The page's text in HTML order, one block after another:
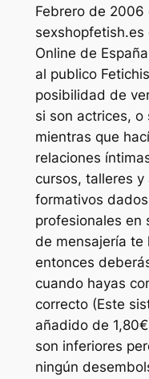
Febrero de 2006
sexshopfetish.es
Online de
al publico
posibilidad de
si son actrices, o
mientras que
relaciones
cursos, talleres
formativos
profesionales en
de mensajería te
entonces
cuando hayas
correcto (Este
añadido de
son inferiores
ningún